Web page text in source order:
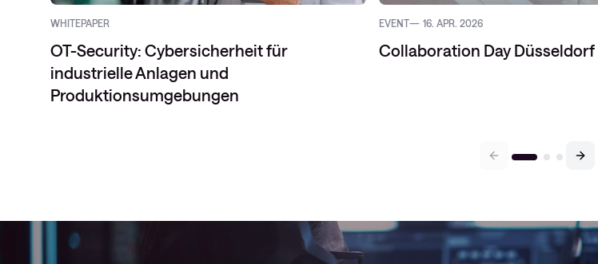
WHITEPAPER
OT-Security: Cybersicherheit für
industrielle Anlagen und
Produktionsumgebungen
EVENT 16. APR. 2026
Collaboration Day Düsseldorf